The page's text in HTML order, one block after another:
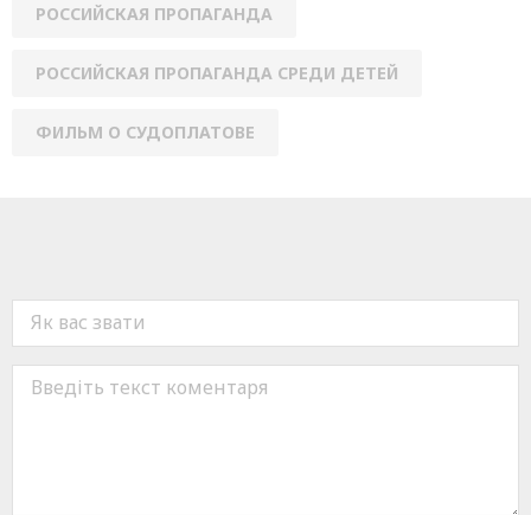
РОССИЙСКАЯ ПРОПАГАНДА
РОССИЙСКАЯ ПРОПАГАНДА СРЕДИ ДЕТЕЙ
ФИЛЬМ О СУДОПЛАТОВЕ